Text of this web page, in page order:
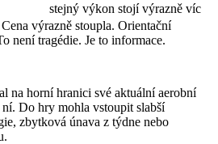
stejný výkon stojí výrazně víc
výrazně stoupla. Orientační
není tragédie. Je to informace.
na horní hranici své aktuální aerobní
Do hry mohla vstoupit slabší
zbytková únava z týdne nebo